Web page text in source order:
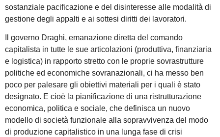
sostanziale pacificazione e del disinteresse alle modalità di
gestione degli appalti e ai sottesi diritti dei lavoratori.
Il governo Draghi, emanazione diretta del comando
capitalista in tutte le sue articolazioni (produttiva, finanziaria
e logistica) in rapporto stretto con le proprie sovrastrutture
politiche ed economiche sovranazionali, ci ha messo ben
poco per palesare gli obiettivi materiali per i quali è stato
designato. E cioè la pianificazione di una ristrutturazione
economica, politica e sociale, che definisca un nuovo
modello di società funzionale alla sopravvivenza del modo
di produzione capitalistico in una lunga fase di crisi